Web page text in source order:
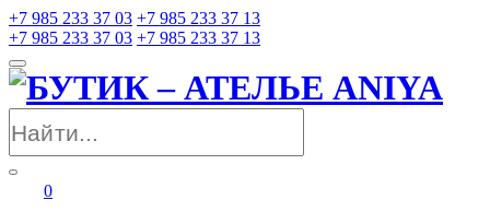
+7 985 233 37 03 +7 985 233 37 13
+7 985 233 37 03 +7 985 233 37 13
0